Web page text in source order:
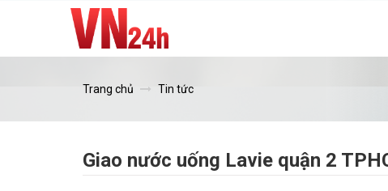
Trang chủ Tin tức
Giao nước uống Lavie quận 2